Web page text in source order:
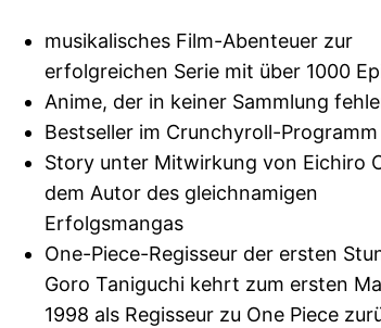
musikalisches Film-Abenteuer zur
erfolgreichen Serie mit über 1000
Anime, der in keiner Sammlung
Bestseller im Crunchyroll-Programm
Story unter Mitwirkung von Eichiro
dem Autor des gleichnamigen
Erfolgsmangas
One-Piece-Regisseur der ersten
Goro Taniguchi kehrt zum ersten
1998 als Regisseur zu One Piece